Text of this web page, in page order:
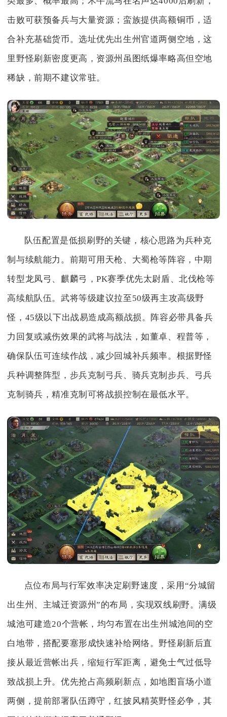
击败可获预备兵与大量资源；蛮族提供高额铜币，适
合补充基础货币。选址优先出生州官道两侧空地，这
里野怪刷新密度更高，资源州虽图纸爆率略高但空地
稀缺，前期不建议常驻。
队伍配置是低损刷野的关键，核心思路为兵种克
制与续航能力。前期可用天枪、大蜀枪等阵容，中期
转型龙凤弓、麒麟弓，PK赛季优先太尉盾、北伐枪等
高续航队伍。武将等级建议拉至50级再主攻高级野
怪，45级以下出战易造成高额战损。阵容必带具备兵
力回复或减伤效果的武将与战法，如董卓、程普等，
确保队伍可连续作战，减少回城补兵频率。根据野怪
兵种调整阵型，步兵克制弓兵、骑兵克制步兵、弓兵
克制骑兵，精准克制可将战损控制在最低水平。
点位布局与行军效率决定刷野速度，采用“分城留
出生州、主城迁资源州”的布局，实现双线刷野。满级
城池可建造20个营帐，均匀布置在出生州城池间的空
白地带，搭配要塞形成快速补给网络。野怪刷新后直
接从最近营帐出兵，缩短行军距离，避免士气过低导
致战损上升。优先抢占高频刷新点，如地图盲场小道
两侧，提前部署队伍蹲守，红披风精英野怪必争，其